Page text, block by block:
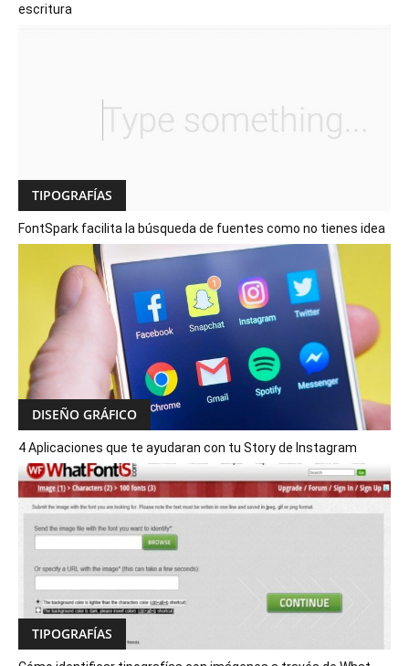
escritura
TIPOGRAFÍAS
FontSpark facilita la búsqueda de fuentes como no tienes idea
DISEÑO GRÁFICO
4 Aplicaciones que te ayudaran con tu Story de Instagram
TIPOGRAFÍAS